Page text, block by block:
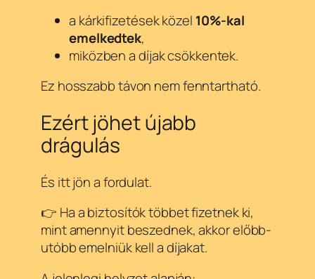
a kárkifizetések közel 10%-kal
emelkedtek,
miközben a díjak csökkentek.
Ez hosszabb távon nem fenntartható.
Ezért jöhet újabb
drágulás
És itt jön a fordulat.
👉 Ha a biztosítók többet fizetnek ki,
mint amennyit beszednek, akkor előbb-
utóbb emelniük kell a díjakat.